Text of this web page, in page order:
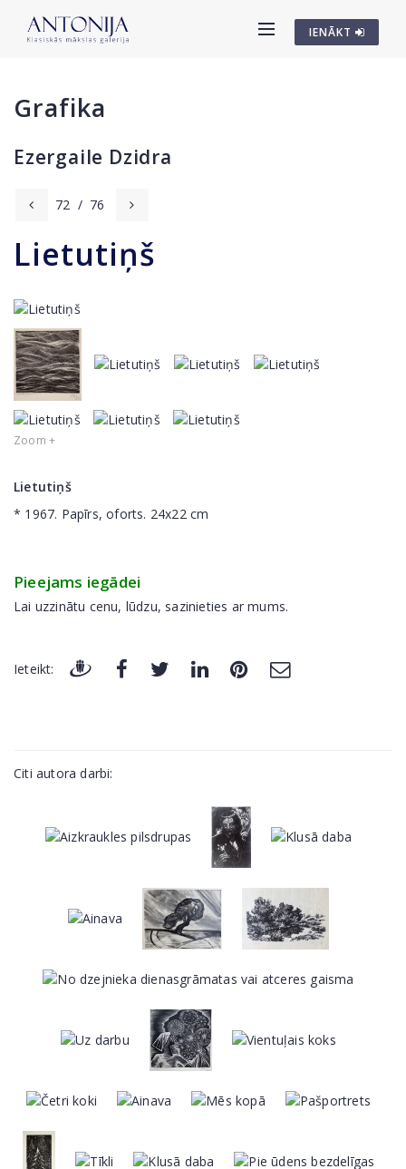
IENĀKT
Grafika
Ezergaile Dzidra
72 / 76
Lietutiņš
Zoom +
Lietutiņš
* 1967. Papīrs, oforts. 24x22 cm
Pieejams iegādei
Lai uzzinātu cenu, lūdzu, sazinieties ar mums.
Ieteikt:
Citi autora darbi: